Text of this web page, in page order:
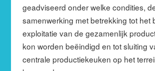
geadviseerd onder welke condities,
samenwerking met betrekking tot het
exploitatie van de gezamenlijk
kon worden beëindigd en tot sluiting
centrale productiekeuken op het